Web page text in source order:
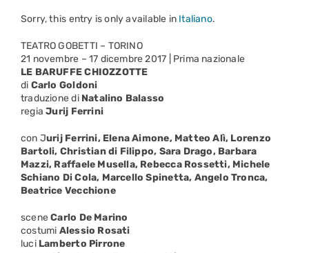
Sorry, this entry is only available in Italiano.
TEATRO GOBETTI – TORINO
21 novembre – 17 dicembre 2017 | Prima nazionale
LE BARUFFE CHIOZZOTTE
di Carlo Goldoni
traduzione diNatalino Balasso
regiaJurij Ferrini
con Jurij Ferrini, Elena Aimone, Matteo Alì, Lorenzo
Bartoli, Christian di Filippo, Sara Drago, Barbara
Mazzi, Raffaele Musella, Rebecca Rossetti, Michele
Schiano Di Cola, Marcello Spinetta, Angelo Tronca,
Beatrice Vecchione
sceneCarlo De Marino
costumi Alessio Rosati
luci Lamberto Pirrone